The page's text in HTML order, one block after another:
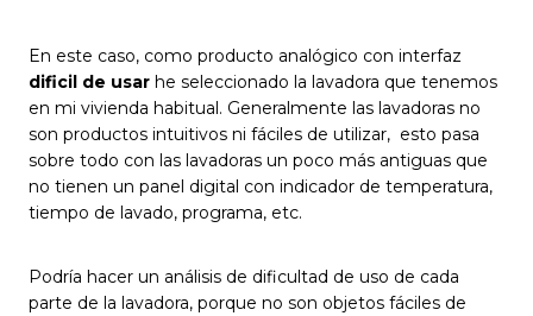
En este caso, como producto analógico con interfaz
dificil de usar he seleccionado la lavadora que tenemos
en mi vivienda habitual. Generalmente las lavadoras no
son productos intuitivos ni fáciles de utilizar, esto pasa
sobre todo con las lavadoras un poco más antiguas que
no tienen un panel digital con indicador de temperatura,
tiempo de lavado, programa, etc.
Podría hacer un análisis de dificultad de uso de cada
parte de la lavadora, porque no son objetos fáciles de